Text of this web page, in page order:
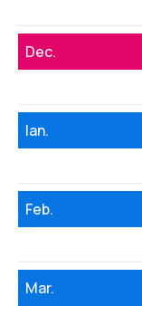
Dec.
Ian.
Feb.
Mar.